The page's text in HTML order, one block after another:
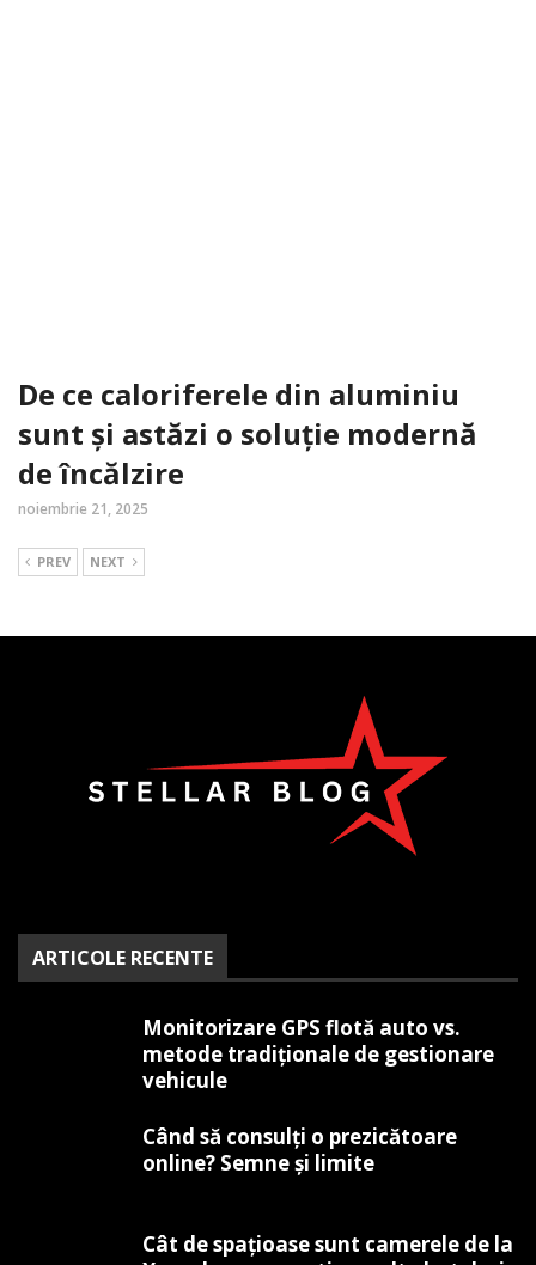
De ce caloriferele din aluminiu
sunt și astăzi o soluție modernă
de încălzire
noiembrie 21, 2025
PREV NEXT
ARTICOLE RECENTE
Monitorizare GPS flotă auto vs.
metode tradiționale de gestionare
vehicule
Când să consulți o prezicătoare
online? Semne și limite
Cât de spațioase sunt camerele de la